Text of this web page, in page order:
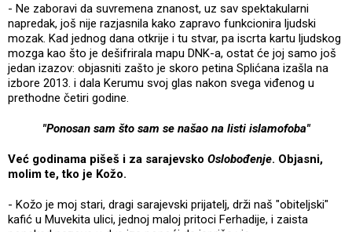
- Ne zaboravi da suvremena znanost, uz sav spektakularni
napredak, još nije razjasnila kako zapravo funkcionira ljudski
mozak. Kad jednog dana otkrije i tu stvar, pa iscrta kartu ljudskog
mozga kao što je dešifrirala mapu DNK-a, ostat će joj samo još
jedan izazov: objasniti zašto je skoro petina Splićana izašla na
izbore 2013. i dala Kerumu svoj glas nakon svega viđenog u
prethodne četiri godine.
"Ponosan sam što sam se našao na listi islamofoba"
Već godinama pišeš i za sarajevsko Oslobođenje. Objasni,
molim te, tko je Kožo.
- Kožo je moj stari, dragi sarajevski prijatelj, drži naš "obiteljski"
kafić u Muvekita ulici, jednoj maloj pritoci Ferhadije, i zaista